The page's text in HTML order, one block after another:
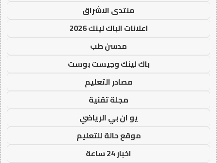
منتدى الاشراق
اعلانات الباك لينك 2026
مدسن طب
باك لينك وجيست بوست
مصادر التعليم
مجلة تقنية
يو ان بي الرياضي
موقع حالة للتعليم
اخبار 24 ساعة